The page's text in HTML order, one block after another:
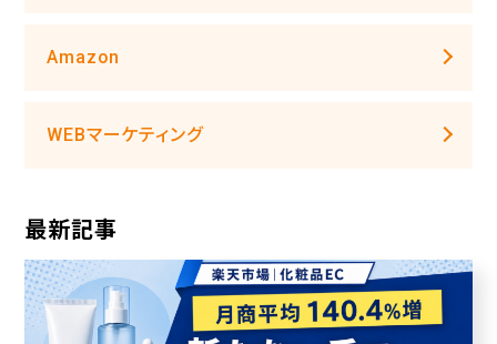
Amazon
WEBマーケティング
最新記事